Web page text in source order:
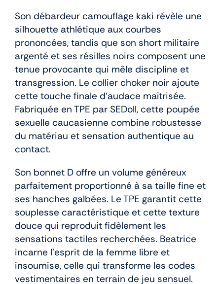
Son débardeur camouflage kaki révèle une
silhouette athlétique aux courbes
prononcées, tandis que son short militaire
argenté et ses résilles noirs composent une
tenue provocante qui mêle discipline et
transgression. Le collier choker noir ajoute
cette touche finale d’audace maîtrisée.
Fabriquée en TPE par SEDoll, cette poupée
sexuelle caucasienne combine robustesse
du matériau et sensation authentique au
contact.
Son bonnet D offre un volume généreux
parfaitement proportionné à sa taille fine et
ses hanches galbées. Le TPE garantit cette
souplesse caractéristique et cette texture
douce qui reproduit fidèlement les
sensations tactiles recherchées. Beatrice
incarne l’esprit de la femme libre et
insoumise, celle qui transforme les codes
vestimentaires en terrain de jeu sensuel.